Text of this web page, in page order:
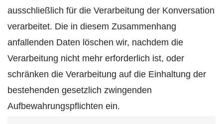
ausschließlich für die Verarbeitung der Konversation
verarbeitet. Die in diesem Zusammenhang
anfallenden Daten löschen wir, nachdem die
Verarbeitung nicht mehr erforderlich ist, oder
schränken die Verarbeitung auf die Einhaltung der
bestehenden gesetzlich zwingenden
Aufbewahrungspflichten ein.